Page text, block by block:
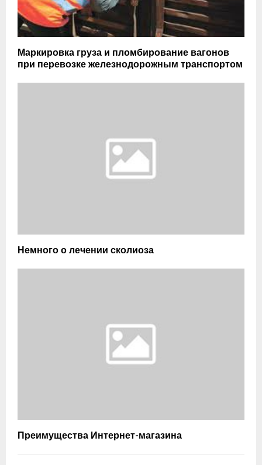
Маркировка груза и пломбирование вагонов
при перевозке железнодорожным транспортом
Немного о лечении сколиоза
Преимущества Интернет-магазина